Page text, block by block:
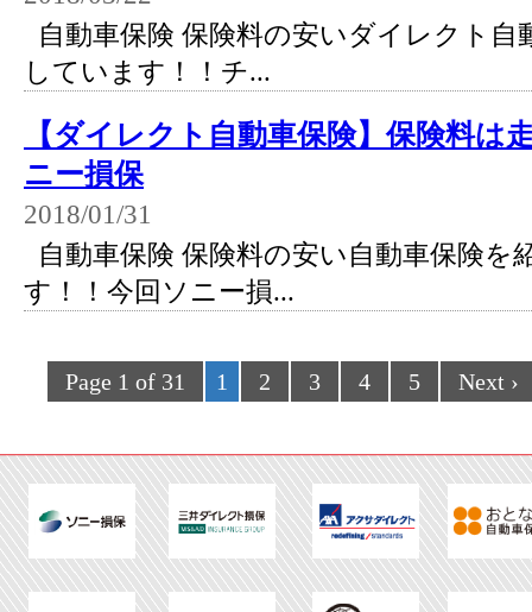
自動車保険 保険料の安いダイレクト自
しています！！チ...
【ダイレクト自動車保険】保険料は
ニー損保
2018/01/31
自動車保険 保険料の安い自動車保険を
す！！今回ソニー損...
Page 1 of 31 1 2 3 4 5 Next ›